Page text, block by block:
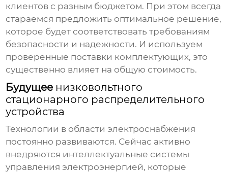
клиентов с разным бюджетом. При этом всегда
стараемся предложить оптимальное решение,
которое будет соответствовать требованиям
безопасности и надежности. И используем
проверенные поставки комплектующих, это
существенно влияет на общую стоимость.
Будущее низковольтного
стационарного распределительного
устройства
Технологии в области электроснабжения
постоянно развиваются. Сейчас активно
внедряются интеллектуальные системы
управления электроэнергией, которые